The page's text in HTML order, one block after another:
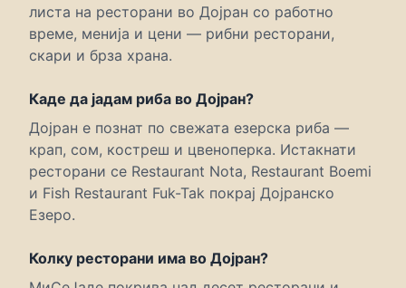
листа на ресторани во Дојран со работно
време, менија и цени — рибни ресторани,
скари и брза храна.
Каде да јадам риба во Дојран?
Дојран е познат по свежата езерска риба —
крап, сом, костреш и цвеноперка. Истакнати
ресторани се Restaurant Nota, Restaurant Boemi
и Fish Restaurant Fuk-Tak покрај Дојранско
Езеро.
Колку ресторани има во Дојран?